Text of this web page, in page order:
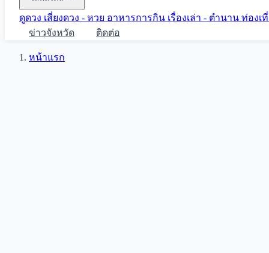
ดูดวง เสี่ยงดวง - หวย อาหารการกิน เรื่องเล่า - ตำนาน ท่องเ
ข่าวจังหวัด
ติดต่อ
หน้าแรก